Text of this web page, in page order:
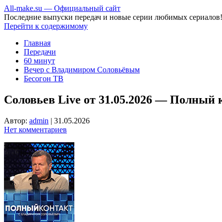
All-make.su — Официальный сайт
Последние выпуски передач и новые серии любимых сериалов!
Перейти к содержимому
Главная
Передачи
60 минут
Вечер с Владимиром Соловьёвым
Бесогон ТВ
Соловьев Live от 31.05.2026 — Полный
Автор: admin | 31.05.2026
Нет комментариев